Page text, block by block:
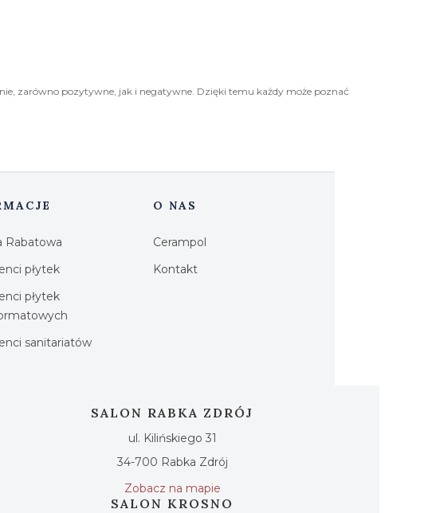
zarówno pozytywne, jak i negatywne. Dzięki temu każdy może poznać
Rabatowa
płytek
płytek
sanitariatów
O NAS
Cerampol
Kontakt
SALON RABKA ZDRÓJ
ul. Kilińskiego 31
34-700 Rabka Zdrój
Zobacz na mapie
SALON KROSNO